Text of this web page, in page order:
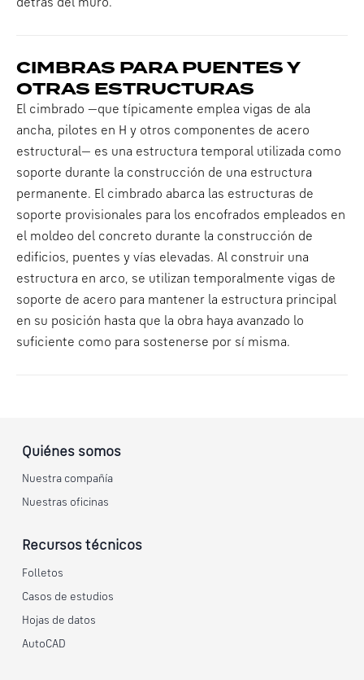
detrás del muro.
CIMBRAS PARA PUENTES Y
OTRAS ESTRUCTURAS
El cimbrado —que típicamente emplea vigas de ala
ancha, pilotes en H y otros componentes de acero
estructural— es una estructura temporal utilizada como
soporte durante la construcción de una estructura
permanente. El cimbrado abarca las estructuras de
soporte provisionales para los encofrados empleados en
el moldeo del concreto durante la construcción de
edificios, puentes y vías elevadas. Al construir una
estructura en arco, se utilizan temporalmente vigas de
soporte de acero para mantener la estructura principal
en su posición hasta que la obra haya avanzado lo
suficiente como para sostenerse por sí misma.
Quiénes somos
Nuestra compañía
Nuestras oficinas
Recursos técnicos
Folletos
Casos de estudios
Hojas de datos
AutoCAD